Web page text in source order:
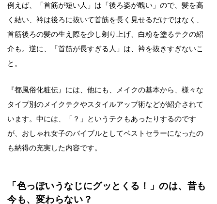
例えば、「首筋が短い人」は「後ろ姿が醜い」ので、髪を高
く結い、衿は後ろに抜いて首筋を長く見せるだけではなく、
首筋後ろの髪の生え際を少し剃り上げ、白粉を塗るテクの紹
介も。逆に、「首筋が長すぎる人」は、衿を抜きすぎないこ
と。
『都風俗化粧伝』には、他にも、メイクの基本から、様々な
タイプ別のメイクテクやスタイルアップ術などが紹介されて
います。中には、「？」というテクもあったりするのです
が、おしゃれ女子のバイブルとしてベストセラーになったの
も納得の充実した内容です。
「色っぽいうなじにグッとくる！」のは、昔も
今も、変わらない？